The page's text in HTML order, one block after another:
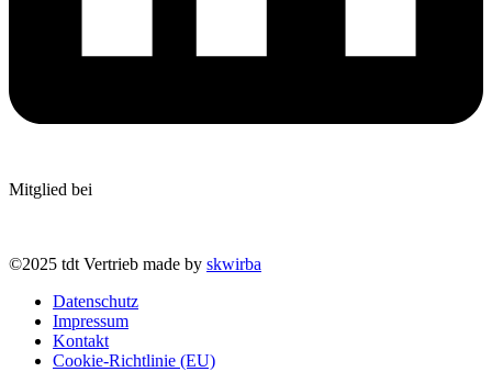
Mitglied bei
©2025 tdt Vertrieb made by skwirba
Datenschutz
Impressum
Kontakt
Cookie-Richtlinie (EU)